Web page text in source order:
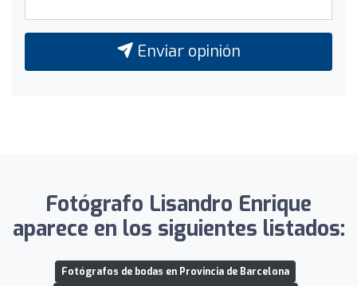
Enviar opinión
Fotógrafo Lisandro Enrique
aparece en los siguientes listados:
Fotógrafos de bodas en Provincia de Barcelona